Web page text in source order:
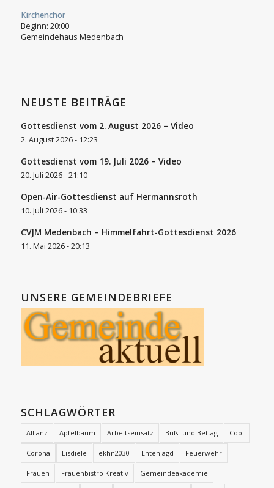
Kirchenchor
Beginn: 20:00
Gemeindehaus Medenbach
NEUSTE BEITRÄGE
Gottesdienst vom 2. August 2026 – Video
2. August 2026 - 12:23
Gottesdienst vom 19. Juli 2026 – Video
20. Juli 2026 - 21:10
Open-Air-Gottesdienst auf Hermannsroth
10. Juli 2026 - 10:33
CVJM Medenbach – Himmelfahrt-Gottesdienst 2026
11. Mai 2026 - 20:13
UNSERE GEMEINDEBRIEFE
SCHLAGWÖRTER
Allianz Apfelbaum Arbeitseinsatz Buß- und Bettag Cool
Corona Eisdiele ekhn2030 Entenjagd Feuerwehr
Frauen Frauenbistro Kreativ Gemeindeakademie